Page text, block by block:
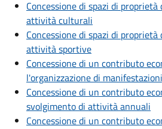
Concessione di spazi di
attività culturali
Concessione di spazi di
attività sportive
Concessione di un contributo
l'organizzazione di
Concessione di un contributo
svolgimento di attività annuali
Concessione di un contributo